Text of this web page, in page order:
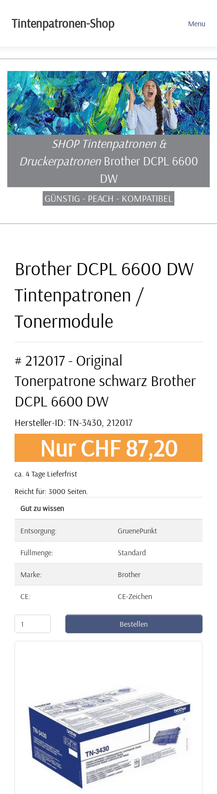
Tintenpatronen-Shop Menu
SHOP Tintenpatronen &
Druckerpatronen Brother DCPL 6600
DW
GÜNSTIG - PEACH - KOMPATIBEL
Brother DCPL 6600 DW
Tintenpatronen /
Tonermodule
# 212017 - Original
Tonerpatrone schwarz Brother
DCPL 6600 DW
Hersteller-ID: TN-3430, 212017
Nur CHF 87,20
ca. 4 Tage Lieferfrist
Reicht für: 3000 Seiten.
Gut zu wissen
Entsorgung: GruenePunkt
Füllmenge: Standard
Marke: Brother
CE: CE-Zeichen
Bestellen